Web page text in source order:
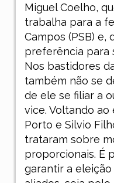
Miguel Coelho,
trabalha para a
Campos (PSB) e,
preferência para
Nos bastidores
também não se
de ele se filiar a
vice. Voltando
Porto e Silvio
trataram sobre
proporcionais. É
garantir a